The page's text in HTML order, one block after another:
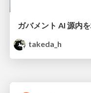
takeda_h